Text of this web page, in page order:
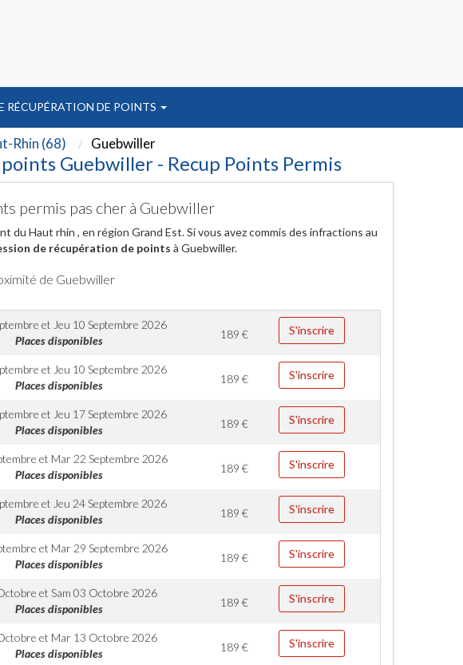
RÉCUPÉRATION DE POINTS
Rhin (68) Guebwiller
Guebwiller - Recup Points Permis
permis pas cher à Guebwiller
Haut rhin , en région Grand Est. Si vous avez commis des infractions au
de récupération de points à Guebwiller.
de Guebwiller
et Jeu 10 Septembre 2026
Places disponibles
189€ S'inscrire
et Jeu 10 Septembre 2026
Places disponibles
189€ S'inscrire
et Jeu 17 Septembre 2026
Places disponibles
189€ S'inscrire
et Mar 22 Septembre 2026
Places disponibles
189€ S'inscrire
et Jeu 24 Septembre 2026
Places disponibles
189€ S'inscrire
et Mar 29 Septembre 2026
Places disponibles
189€ S'inscrire
etSam 03 Octobre 2026
Places disponibles
189€ S'inscrire
et Mar 13 Octobre 2026
Places disponibles
189€ S'inscrire